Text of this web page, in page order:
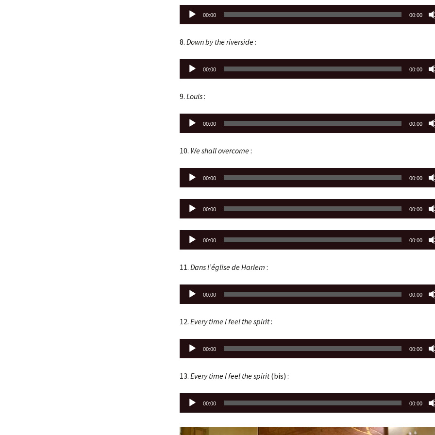
Lecteur
audio
00:00 00:00
8. Down by the riverside:
Lecteur
audio
00:00 00:00
9. Louis:
Lecteur
audio
00:00 00:00
10. We shall overcome:
Lecteur
audio
00:00 00:00
Lecteur
audio
00:00 00:00
Lecteur
audio
00:00 00:00
11. Dans l’église de Harlem :
Lecteur
audio
00:00 00:00
12. Every time I feel the spirit:
Lecteur
audio
00:00 00:00
13. Every time I feel the spirit(bis) :
Lecteur
audio
00:00 00:00